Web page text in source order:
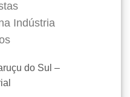
Indústria
do Sul –